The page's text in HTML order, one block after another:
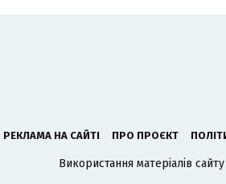
РЕКЛАМА НА САЙТІ ПРО ПРОЄКТ
Використання матеріалів